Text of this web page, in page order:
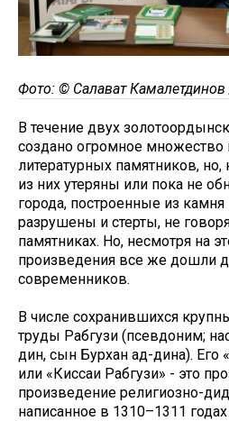
Фото: © Салават
В течение двух
создано огромное множество
литературных памятников,
из них утеряны или пока не
города, построенные из
разрушены и стерты, не
памятниках. Но, несмотря на
произведения все же дошли
современников.
В числе сохранившихся
труды Рабгузи (псевдоним;
дин, сын Бурхан ад-дина). Его
или «Киссаи Рабгузи» - это
произведение религиозно-
написанное в 1310–1311